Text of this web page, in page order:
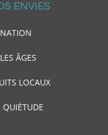
ENVIES :
ÂGES
LOCAUX